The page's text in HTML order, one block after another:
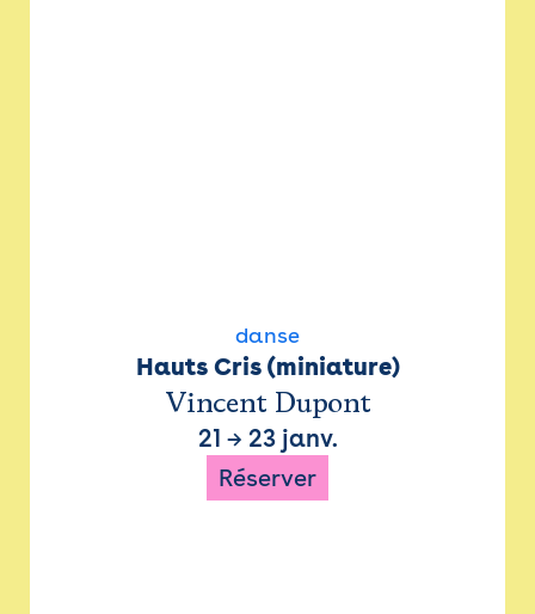
danse
Hauts Cris (miniature)
Vincent Dupont
21 → 23 janv.
Réserver